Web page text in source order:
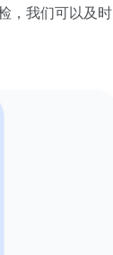
，我们可以及时